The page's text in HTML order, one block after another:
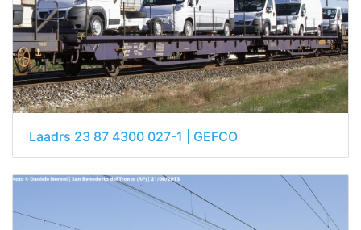
Laadrs 23 87 4300 027-1 | GEFCO